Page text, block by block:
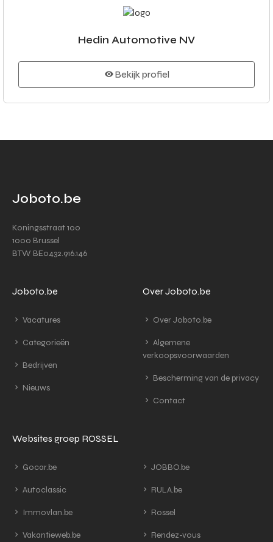
Hedin Automotive NV
Bekijk profiel
Joboto.be
Koningsstraat 100
1000 Brussel
BTW BE0432.916.146
Joboto.be
Vacatures
Categorieën
Bedrijven
Nieuws
Over Joboto.be
Over Joboto.be
Algemene
verkoopsvoorwaarden
Bescherming van de privacy
Contact
Websites groep ROSSEL
Gocar.be
Autoclassic
Immovlan.be
Vakantieweb.be
JOBBO.be
RULA.be
Rossel
Rendez-vous